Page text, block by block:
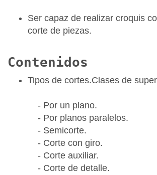
Ser capaz de realizar croquis
corte de piezas.
Contenidos
Tipos de cortes.Clases de
- Por un plano.
- Por planos paralelos.
- Semicorte.
- Corte con giro.
- Corte auxiliar.
- Corte de detalle.